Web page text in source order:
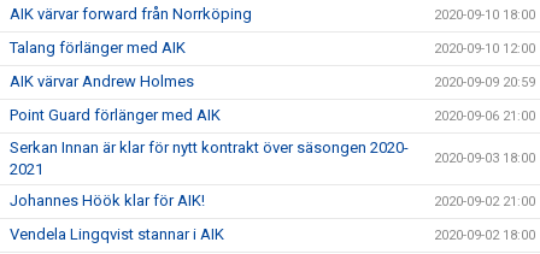
AIK värvar forward från Norrköping 2020-09-10 18:00
Talang förlänger med AIK 2020-09-10 12:00
AIK värvar Andrew Holmes 2020-09-09 20:59
Point Guard förlänger med AIK 2020-09-06 21:00
Serkan Innan är klar för nytt kontrakt över säsongen 2020-
2021
2020-09-03 18:00
Johannes Höök klar för AIK! 2020-09-02 21:00
Vendela Lingqvist stannar i AIK 2020-09-02 18:00